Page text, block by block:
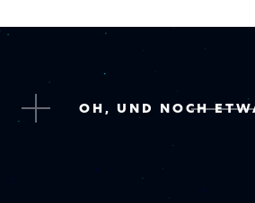
OH, UND NOCH